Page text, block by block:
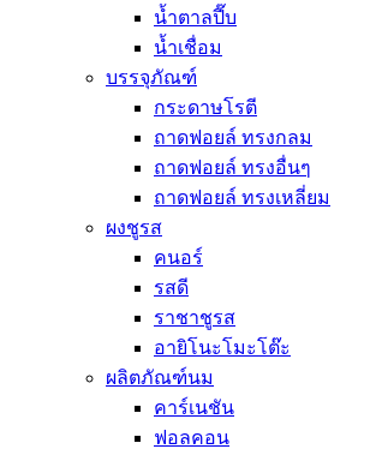
น้ำตาลปี๊บ
น้ำเชื่อม
บรรจุภัณฑ์
กระดาษโรตี
ถาดฟอยล์ ทรงกลม
ถาดฟอยล์ ทรงอื่นๆ
ถาดฟอยล์ ทรงเหลี่ยม
ผงชูรส
คนอร์
รสดี
ราชาชูรส
อายิโนะโมะโต๊ะ
ผลิตภัณฑ์นม
คาร์เนชัน
ฟอลคอน